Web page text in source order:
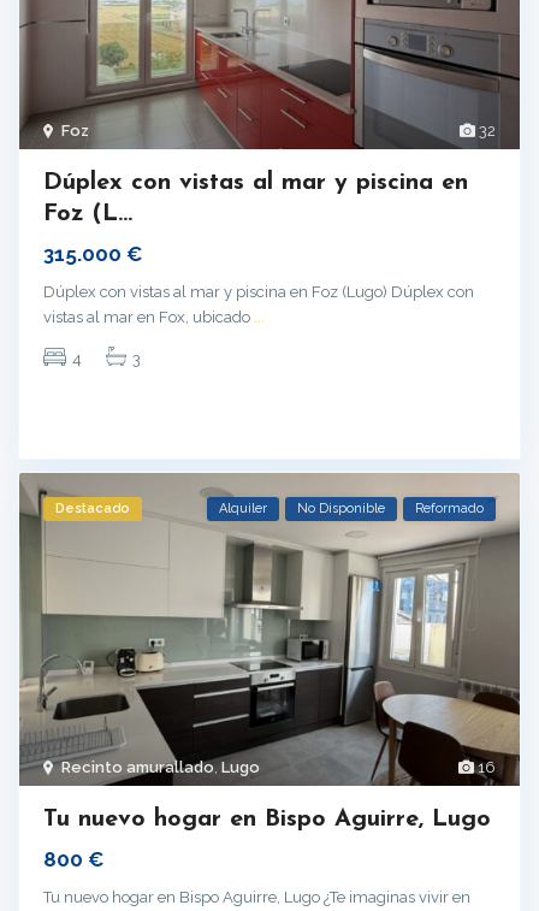
32
Foz
Dúplex con vistas al mar y piscina en
Foz (L...
315.000 €
Dúplex con vistas al mar y piscina en Foz (Lugo) Dúplex con
vistas al mar en Fox, ubicado
4 3
16
Recinto amurallado Lugo
Destacado Alquiler No Disponible Reformado
Tu nuevo hogar en Bispo Aguirre, Lugo
800 €
Tu nuevo hogar en Bispo Aguirre, Lugo ¿Te imaginas vivir en